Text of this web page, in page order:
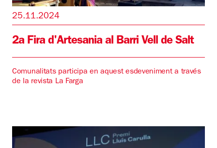
25.11.2024
2a Fira d'Artesania al Barri Vell de Salt
Comunalitats participa en aquest esdeveniment a través
de la revista La Farga